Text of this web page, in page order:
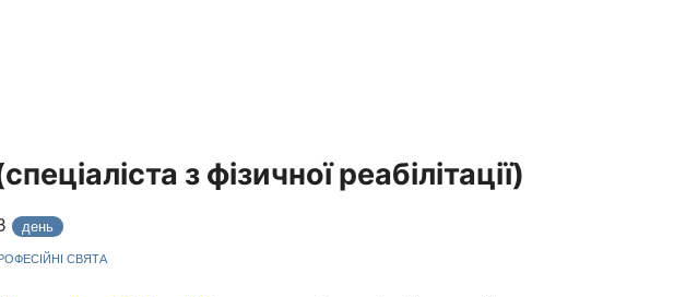
з фізичної реабілітації)
день
СВЯТА